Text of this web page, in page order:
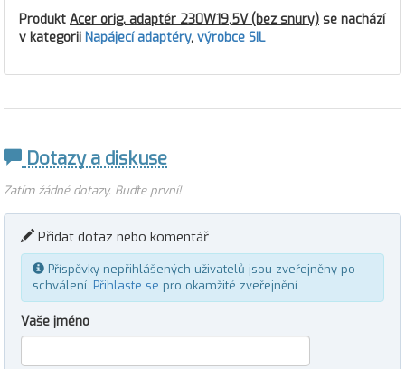
Produkt Acer orig. adaptér 230W19,5V (bez snury) se nachází
v kategorii Napájecí adaptéry, výrobce SIL
Dotazy a diskuse
Zatím žádné dotazy. Buďte první!
Přidat dotaz nebo komentář
Příspěvky nepřihlášených uživatelů jsou zveřejněny po
schválení. Přihlaste se pro okamžité zveřejnění.
Vaše jméno